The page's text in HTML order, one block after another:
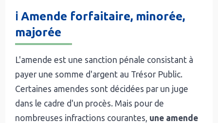
ℹ️ Amende forfaitaire, minorée,
majorée
L'amende est une sanction pénale consistant à
payer une somme d'argent au Trésor Public.
Certaines amendes sont décidées par un juge
dans le cadre d'un procès. Mais pour de
nombreuses infractions courantes, une amende